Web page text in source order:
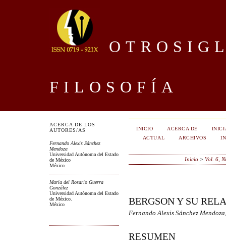
FILOSOFÍA
ACERCA DE LOS
AUTORES/AS
Fernando Alexis Sánchez
Mendoza
Universidad Autónoma del Estado
de México
México
María del Rosario Guerra
González
Universidad Autónoma del Estado
de México.
México
INICIO ACERCA DE
ACTUAL
ARCHIVOS
Inicio >Vol. 6,
BERGSON Y SU
Fernando Alexis Sánchez
RESUMEN